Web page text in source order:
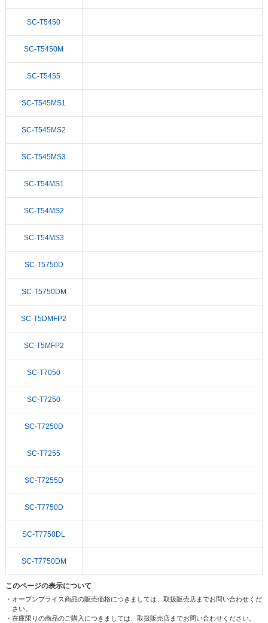
SC-T5450
SC-T5450M
SC-T5455
SC-T545MS1
SC-T545MS2
SC-T545MS3
SC-T54MS1
SC-T54MS2
SC-T54MS3
SC-T5750D
SC-T5750DM
SC-T5DMFP2
SC-T5MFP2
SC-T7050
SC-T7250
SC-T7250D
SC-T7255
SC-T7255D
SC-T7750D
SC-T7750DL
SC-T7750DM
このページの表示について
・オープンプライス商品の販売価格につきましては、取扱販売店までお問い合わせくだ
さい。
・在庫限りの商品のご購入につきましては、取扱販売店までお問い合わせください。